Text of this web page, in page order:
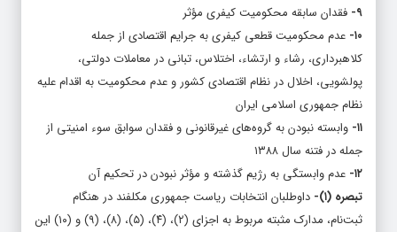
۹- فقدان سابقه محکومیت کیفری مؤثر
۱۰- عدم محکومیت قطعی کیفری به جرایم اقتصادی از جمله
کلاهبرداری، رشاء و ارتشاء، اختلاس، تبانی در معاملات دولتی،
پولشویی، اخلال در نظام اقتصادی کشور و عدم محکومیت به اقدام علیه
نظام جمهوری اسلامی ایران
۱۱- وابسته نبودن به گروه‌های غیرقانونی و فقدان سوابق سوء امنیتی از
جمله در فتنه سال ۱۳۸۸
۱۲- عدم وابستگی به رژیم گذشته و مؤثر نبودن در تحکیم آن
تبصره (۱)-
داوطلبان انتخابات ریاست جمهوری مکلفند در هنگام
ثبت‌نام، مدارک مثبته مربوط به اجزای (۲)، (۴)، (۵)، (۸)، (۹) و (۱۰) این